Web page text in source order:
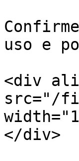
uso e
<div
src="/
</div>